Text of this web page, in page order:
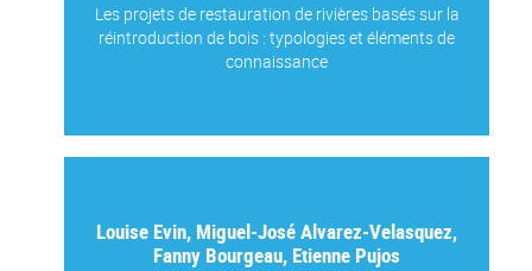
Les projets de restauration de rivières basés sur la
réintroduction de bois : typologies et éléments de
connaissance
Louise Evin, Miguel-José Alvarez-Velasquez,
Fanny Bourgeau, Etienne Pujos